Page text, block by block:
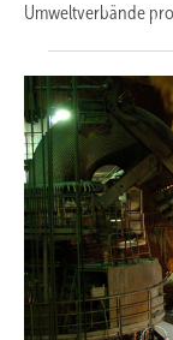
Umweltverbände